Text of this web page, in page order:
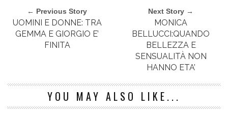
← Previous Story
UOMINI E DONNE: TRA
GEMMA E GIORGIO E’
FINITA
Next Story →
MONICA
BELLUCCI:QUANDO
BELLEZZA E
SENSUALITÀ NON
HANNO ETA’
YOU MAY ALSO LIKE...